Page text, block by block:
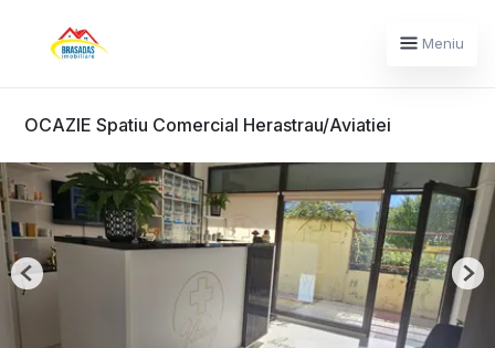
Meniu
OCAZIE Spatiu Comercial Herastrau/Aviatiei
Previous